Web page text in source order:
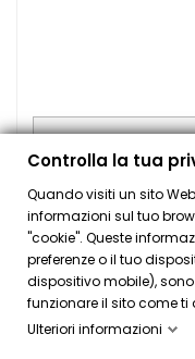
HOME
Controlla la tua
Quando visiti un sito
informazioni sul tuo
"cookie". Queste
preferenze o il tuo
dispositivo mobile),
funzionare il sito come ti
Ulteriori informazioni